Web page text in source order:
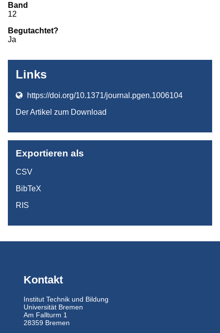
Studium
Band
12
Begutachtet?
Ja
Links
https://doi.org/10.1371/journal.pgen.1006104
Der Artikel zum Download
Exportieren als
CSV
BibTeX
RIS
Kontakt
Institut Technik und Bildung
Universität Bremen
Am Fallturm 1
28359 Bremen